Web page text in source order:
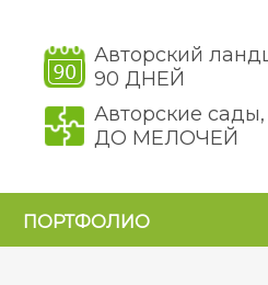
Авторский
90 ДНЕЙ
Авторские
ДО МЕЛОЧЕЙ
ПОРТФОЛИО